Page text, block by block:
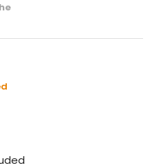
after demasking is
storage up to 12 months
the adhesive system